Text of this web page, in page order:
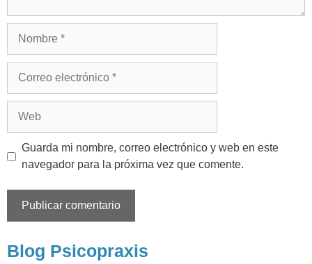
Guarda mi nombre, correo electrónico y web en este
navegador para la próxima vez que comente.
Blog Psicopraxis